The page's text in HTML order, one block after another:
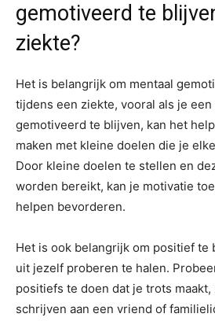
gemotiveerd te
ziekte?
Het is belangrijk om mentaal
tijdens een ziekte, vooral als je een
gemotiveerd te blijven, kan het
maken met kleine doelen die je
Door kleine doelen te stellen en
worden bereikt, kan je motivatie
helpen bevorderen.
Het is ook belangrijk om positief te
uit jezelf proberen te halen.
positiefs te doen dat je trots
schrijven aan een vriend of